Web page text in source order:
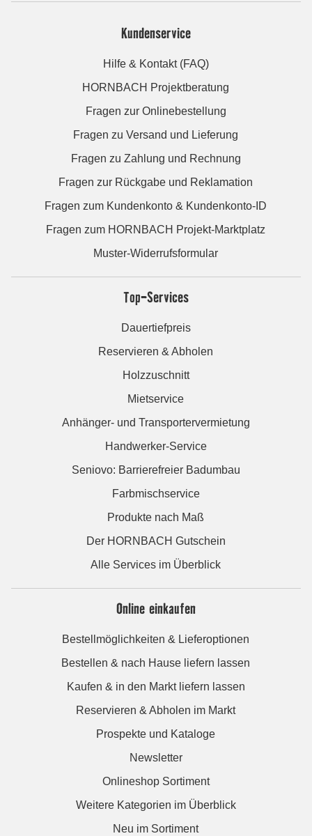
Kundenservice
Hilfe & Kontakt (FAQ)
HORNBACH Projektberatung
Fragen zur Onlinebestellung
Fragen zu Versand und Lieferung
Fragen zu Zahlung und Rechnung
Fragen zur Rückgabe und Reklamation
Fragen zum Kundenkonto & Kundenkonto-ID
Fragen zum HORNBACH Projekt-Marktplatz
Muster-Widerrufsformular
Top-Services
Dauertiefpreis
Reservieren & Abholen
Holzzuschnitt
Mietservice
Anhänger- und Transportervermietung
Handwerker-Service
Seniovo: Barrierefreier Badumbau
Farbmischservice
Produkte nach Maß
Der HORNBACH Gutschein
Alle Services im Überblick
Online einkaufen
Bestellmöglichkeiten & Lieferoptionen
Bestellen & nach Hause liefern lassen
Kaufen & in den Markt liefern lassen
Reservieren & Abholen im Markt
Prospekte und Kataloge
Newsletter
Onlineshop Sortiment
Weitere Kategorien im Überblick
Neu im Sortiment